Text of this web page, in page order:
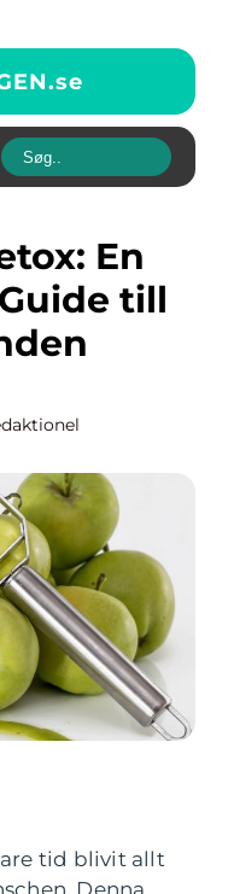
se
till
tid blivit allt
Denna